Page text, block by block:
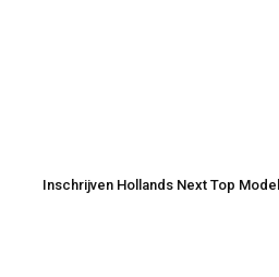
Inschrijven Hollands Next Top Model